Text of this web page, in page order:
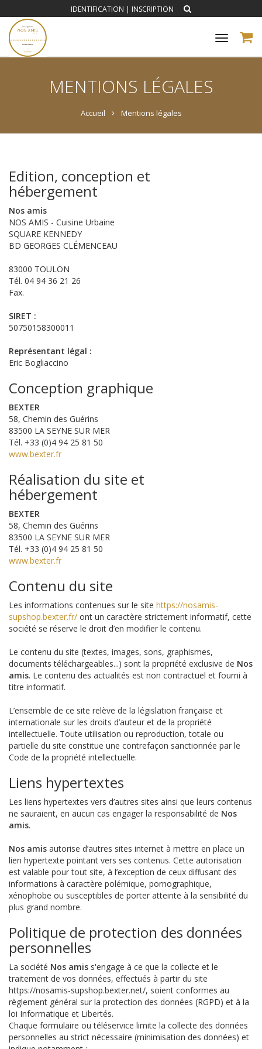
IDENTIFICATION | INSCRIPTION
Toggle
MENTIONS LÉGALES
Accueil Mentions légales
Edition, conception et
hébergement
Nos amis
NOS AMIS - Cuisine Urbaine
SQUARE KENNEDY
BD GEORGES CLÉMENCEAU
83000 TOULON
Tél. 04 94 36 21 26
Fax.
SIRET :
50750158300011
Représentant légal :
Eric Bogliaccino
Conception graphique
BEXTER
58, Chemin des Guérins
83500 LA SEYNE SUR MER
Tél. +33 (0)4 94 25 81 50
www.bexter.fr
Réalisation du site et
hébergement
BEXTER
58, Chemin des Guérins
83500 LA SEYNE SUR MER
Tél. +33 (0)4 94 25 81 50
www.bexter.fr
Contenu du site
Les informations contenues sur le site https://nosamis-
supshop.bexter.fr/ ont un caractère strictement informatif, cette
société se réserve le droit d’en modifier le contenu.
Le contenu du site (textes, images, sons, graphismes,
documents téléchargeables...) sont la propriété exclusive de Nos
amis. Le contenu des actualités est non contractuel et fourni à
titre informatif.
L’ensemble de ce site relève de la législation française et
internationale sur les droits d’auteur et de la propriété
intellectuelle. Toute utilisation ou reproduction, totale ou
partielle du site constitue une contrefaçon sanctionnée par le
Code de la propriété intellectuelle.
Liens hypertextes
Les liens hypertextes vers d’autres sites ainsi que leurs contenus
ne sauraient, en aucun cas engager la responsabilité de Nos
amis.
Nos amis autorise d’autres sites internet à mettre en place un
lien hypertexte pointant vers ses contenus. Cette autorisation
est valable pour tout site, à l’exception de ceux diffusant des
informations à caractère polémique, pornographique,
xénophobe ou susceptibles de porter atteinte à la sensibilité du
plus grand nombre.
Politique de protection des données
personnelles
La société Nos amis s'engage à ce que la collecte et le
traitement de vos données, effectués à partir du site
https://nosamis-supshop.bexter.net/, soient conformes au
règlement général sur la protection des données (RGPD) et à la
loi Informatique et Libertés.
Chaque formulaire ou téléservice limite la collecte des données
personnelles au strict nécessaire (minimisation des données) et